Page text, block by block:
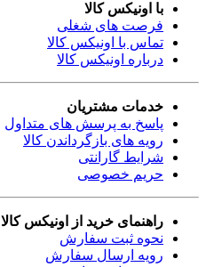
با اونیکس کالا
فرصت های شغلی
تماس با اونیکس کالا
درباره اونیکس کالا
خدمات مشتریان
پاسخ به پرسش های متداول
رویه های بازگرداندن کالا
شرایط گارانتی
حریم خصوصی
راهنمای خرید از اونیکس کالا
نحوه ثبت سفارش
رویه ارسال سفارش